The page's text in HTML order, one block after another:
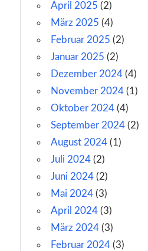
April 2025 (2)
März 2025 (4)
Februar 2025 (2)
Januar 2025 (2)
Dezember 2024 (4)
November 2024 (1)
Oktober 2024 (4)
September 2024 (2)
August 2024 (1)
Juli 2024 (2)
Juni 2024 (2)
Mai 2024 (3)
April 2024 (3)
März 2024 (3)
Februar 2024 (3)